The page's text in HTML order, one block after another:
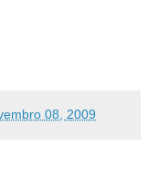
08, 2009